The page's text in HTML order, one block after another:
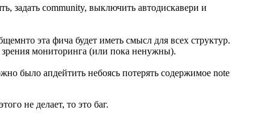
задать community, выключить автодискавери и
эта фича будет иметь смысл для всех структур.
мониторинга (или пока ненужны).
было апдейтить небоясь потерять содержимое note
не делает, то это баг.